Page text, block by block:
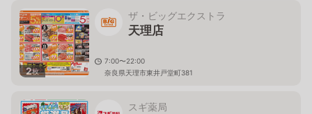
2枚
ザ・ビッグエクストラ
天理店
7:00〜22:00
奈良県天理市東井戸堂町381
スギ薬局